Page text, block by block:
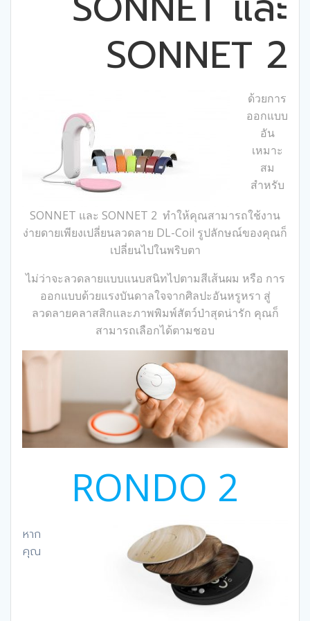
SONNET 2
ด้วยการ
ออกแบบ
อัน
เหมาะ
สม
สำหรับ
SONNET และ SONNET 2 ทําให้คุณสามารถใช้งาน
ง่ายดายเพียงเปลี่ยนลวดลาย DL-Coil รูปลักษณ์ของคุณก็
เปลี่ยนไปในพริบตา
ไม่ว่าจะลวดลายแบบแนบสนิทไปตามสีเส้นผม หรือ การ
ออกแบบด้วยแรงบันดาลใจจากศิลปะอันหรูหรา สู่
ลวดลายคลาสสิกและภาพพิมพ์สัตว์ป่าสุดน่ารัก คุณก็
สามารถเลือกได้ตามชอบ
RONDO 2
หาก
คุณ